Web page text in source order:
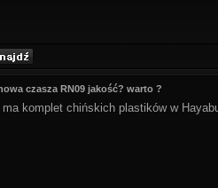
czasza RN09 jakość? warto ?
ma komplet chińskich plastików w